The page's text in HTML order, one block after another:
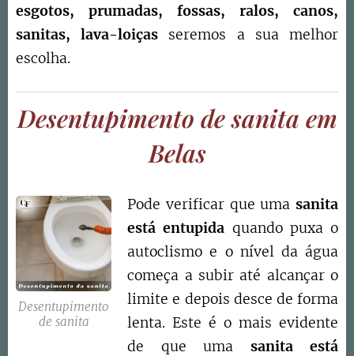
esgotos, prumadas, fossas, ralos, canos,
sanitas, lava-loiças seremos a sua melhor
escolha.
Desentupimento de sanita em
Belas
Desentupimento
de sanita
Pode verificar que uma sanita
está entupida quando puxa o
autoclismo e o nível da água
começa a subir até alcançar o
limite e depois desce de forma
lenta. Este é o mais evidente
de que uma sanita está